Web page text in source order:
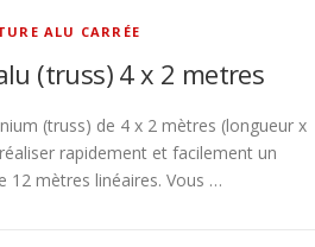
ALU CARRÉE
(truss) 4 x 2 metres
(truss) de 4 x 2 mètres (longueur x
rapidement et facilement un
12 mètres linéaires. Vous …